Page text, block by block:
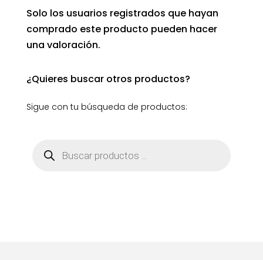
Solo los usuarios registrados que hayan
comprado este producto pueden hacer
una valoración.
¿Quieres buscar otros productos?
Sigue con tu búsqueda de productos:
productos